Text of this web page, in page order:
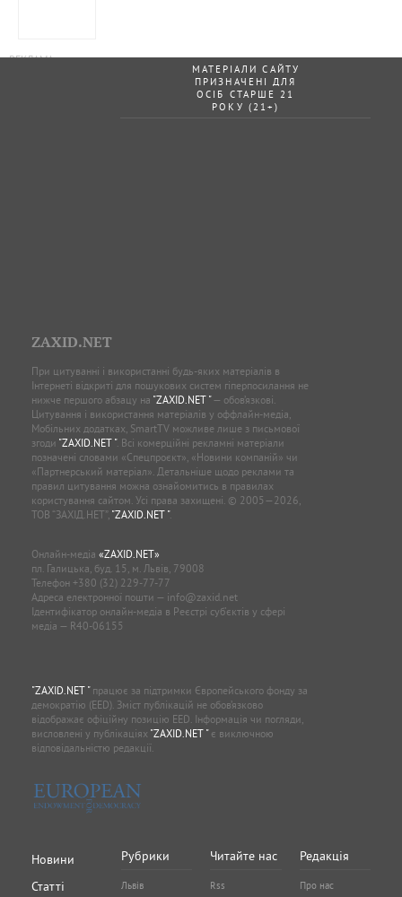
МАТЕРІАЛИ САЙТУ
ПРИЗНАЧЕНІ ДЛЯ
ОСІБ СТАРШЕ 21
РОКУ (21+)
ZAXID.NET
При цитуванні і використанні будь-яких матеріалів в
Інтернеті відкриті для пошукових систем гіперпосилання не
нижче першого абзацу на "ZAXID.NET "— обов’язкові.
Цитування і використання матеріалів у оффлайн-медіа,
Мобільних додатках, SmartTV можливе лише з письмової
згоди "ZAXID.NET ". Всі комерційні рекламні матеріали
позначені словами «Спецпроєкт», «Новини компаній» чи
«Партнерський матеріал». Детальніше щодо реклами та
правил цитування можна ознайомитись в правилах
користування сайтом. Усі права захищені. © 2005—2026,
ТОВ “ЗАХІД.НЕТ”, "ZAXID.NET ".
Онлайн-медіа «ZAXID.NET»
пл. Галицька, буд. 15, м. Львів, 79008
Телефон +380 (32) 229-77-77
Адреса електронної пошти — info@zaxid.net
Ідентифікатор онлайн-медіа в Реєстрі суб'єктів у сфері
медіа — R40-06155
"ZAXID.NET "працює за підтримки Європейського фонду за
демократію (EED). Зміст публікацій не обов’язково
відображає офіційну позицію EED. Інформація чи погляди,
висловлені у публікаціях "ZAXID.NET "є виключною
відповідальністю редакції.
Новини
Статті
Рубрики
Львів
Читайте нас
Rss
Редакція
Про нас